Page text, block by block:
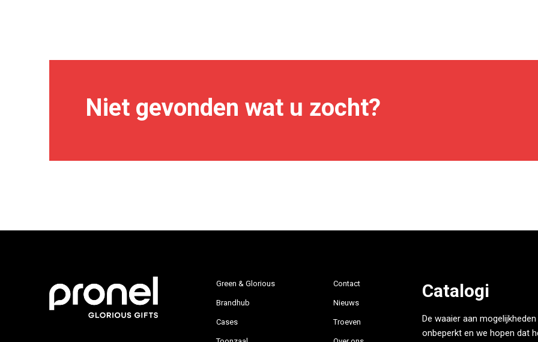
Niet gevonden wat u zocht?
Green & Glorious
Brandhub
Cases
Contact
Nieuws
Troeven
Catalogi
De waaier aan
onbeperkt en we hopen dat